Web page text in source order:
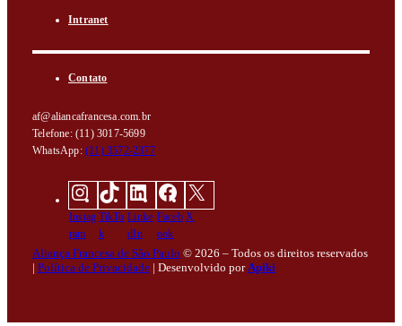
Intranet
Contato
af@aliancafrancesa.com.br
Telefone: (11) 3017-5699
WhatsApp:(11) 3572-2377
Instag
ram
TikTo
k
Linke
dIn
Faceb
ook
X
Aliança Francesa de São Paulo © 2026 – Todos os direitos reservados
| Política de Privacidade | Desenvolvido porApiki